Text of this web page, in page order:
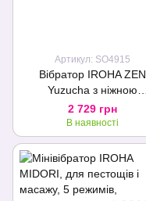
Артикул: SO4915
Вібратор IROHA ZEN
Yuzucha з ніжною
ребристою поверхнею
2 729 грн
В наявності